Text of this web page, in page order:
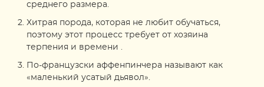
среднего размера.
Хитрая порода, которая не любит обучаться,
поэтому этот процесс требует от хозяина
терпения и времени .
По-французски аффенпинчера называют как
«маленький усатый дьявол».